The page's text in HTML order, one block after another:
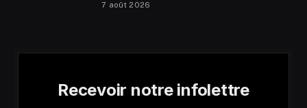
7 août 2026
Recevoir notre infolettre